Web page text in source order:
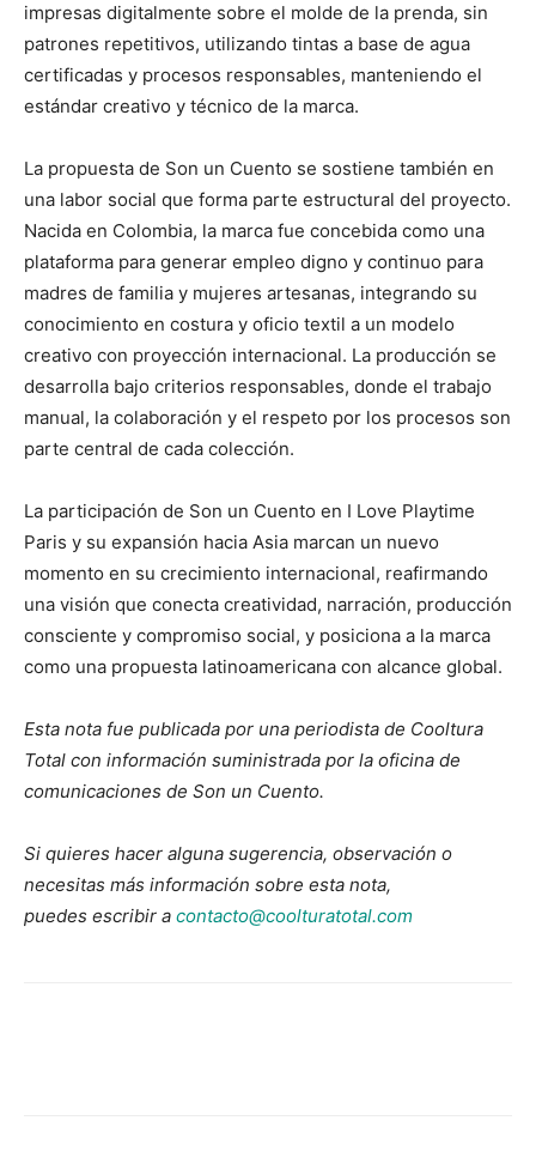
impresas digitalmente sobre el molde de la prenda, sin
patrones repetitivos, utilizando tintas a base de agua
certificadas y procesos responsables, manteniendo el
estándar creativo y técnico de la marca.
La propuesta de Son un Cuento se sostiene también en
una labor social que forma parte estructural del proyecto.
Nacida en Colombia, la marca fue concebida como una
plataforma para generar empleo digno y continuo para
madres de familia y mujeres artesanas, integrando su
conocimiento en costura y oficio textil a un modelo
creativo con proyección internacional. La producción se
desarrolla bajo criterios responsables, donde el trabajo
manual, la colaboración y el respeto por los procesos son
parte central de cada colección.
La participación de Son un Cuento en I Love Playtime
Paris y su expansión hacia Asia marcan un nuevo
momento en su crecimiento internacional, reafirmando
una visión que conecta creatividad, narración, producción
consciente y compromiso social, y posiciona a la marca
como una propuesta latinoamericana con alcance global.
Esta nota fue publicada por una periodista de Cooltura
Total con información suministrada por la oficina de
comunicaciones de Son un Cuento.
Si quieres hacer alguna sugerencia, observación o
necesitas más información sobre esta nota,
puedes escribir a contacto@coolturatotal.com